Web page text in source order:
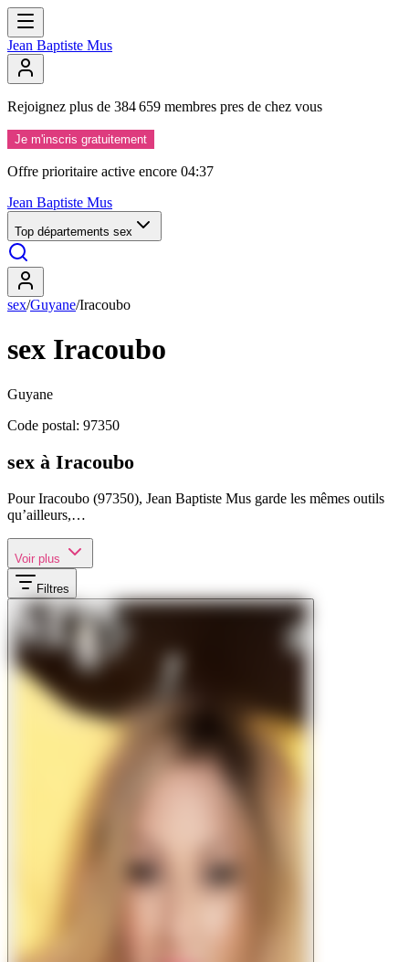
Jean Baptiste Mus
Rejoignez plus de 384659 membres pres de chez vous
Je m'inscris gratuitement
Offre prioritaire active encore 04:37
Jean Baptiste Mus
Top départements sex
sex/Guyane/Iracoubo
sex Iracoubo
Guyane
Code postal: 97350
sex à Iracoubo
Pour Iracoubo (97350), Jean Baptiste Mus garde les mêmes outils
qu’ailleurs,…
Voir plus
Filtres